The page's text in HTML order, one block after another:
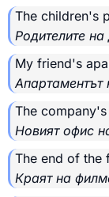
The children's
Родителите
My friend's
Апартаментът
The
Новият офис
The end of the
Краят на